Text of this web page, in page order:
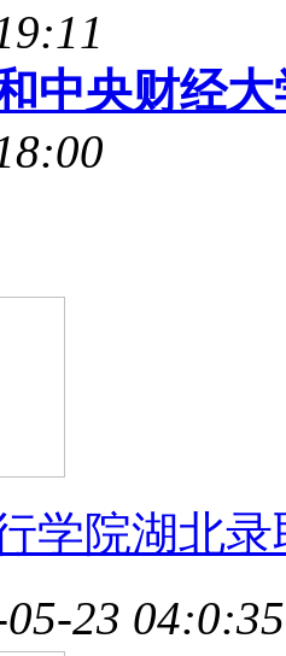
中央财经
学院湖北录
23 04:0:35